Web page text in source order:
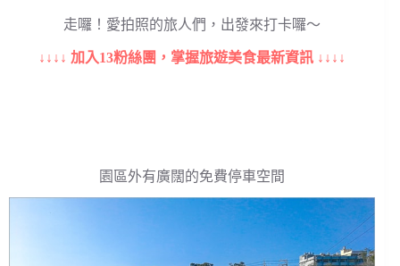
走囉！愛拍照的旅人們，出發來打卡囉～
↓↓↓↓ 加入13粉絲團，掌握旅遊美食最新資訊 ↓↓↓↓
園區外有廣闊的免費停車空間